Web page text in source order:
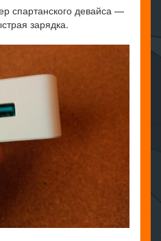
спартанского девайса —
зарядка.